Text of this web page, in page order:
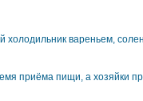
холодильник вареньем,
приёма пищи, а хозяйки